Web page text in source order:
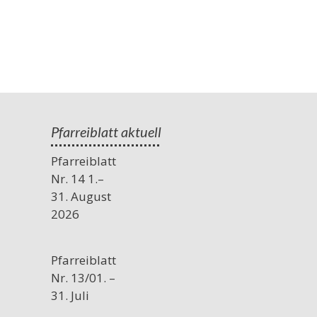
Pfarreiblatt aktuell
Pfarreiblatt
Nr. 14 1.–
31. August
2026
Pfarreiblatt
Nr. 13/01. –
31. Juli